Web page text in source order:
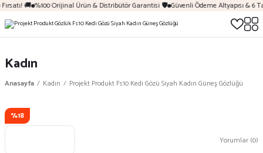
🚚 %100 Orijinal Ürün & Distribütör Garantisi 🛡️ Güvenli Ödeme Altyapısı & 6
Kadın
Anasayfa Kadın Projekt Produkt Fs10 Kedi Gözü Siyah Kadın Güneş Gözlüğü
%18
Yorumlar (0)